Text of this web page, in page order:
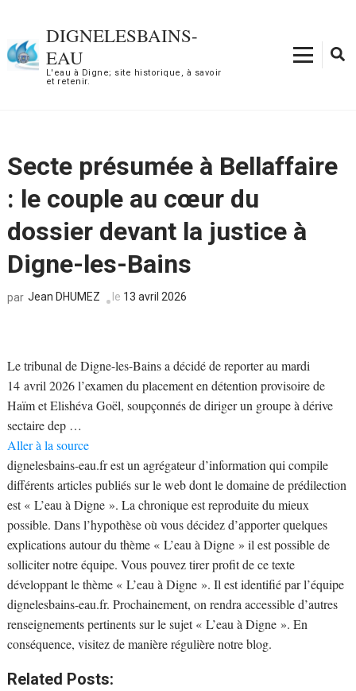
contenu
(Pressez
DIGNELESBAINS-
EAU
L'eau à Digne; site historique, à savoir
et retenir.
Secte présumée à Bellaffaire
: le couple au cœur du
dossier devant la justice à
Digne-les-Bains
par Jean DHUMEZ le 13 avril 2026
Le tribunal de Digne-les-Bains a décidé de reporter au mardi
14 avril 2026 l’examen du placement en détention provisoire de
Haïm et Elishéva Goël, soupçonnés de diriger un groupe à dérive
sectaire dep …
Aller à la source
dignelesbains-eau.fr est un agrégateur d’information qui compile
différents articles publiés sur le web dont le domaine de prédilection
est « L’eau à Digne ». La chronique est reproduite du mieux
possible. Dans l’hypothèse où vous décidez d’apporter quelques
explications autour du thème « L’eau à Digne » il est possible de
solliciter notre équipe. Vous pouvez tirer profit de ce texte
développant le thème « L’eau à Digne ». Il est identifié par l’équipe
dignelesbains-eau.fr. Prochainement, on rendra accessible d’autres
renseignements pertinents sur le sujet « L’eau à Digne ». En
conséquence, visitez de manière régulière notre blog.
Related Posts: